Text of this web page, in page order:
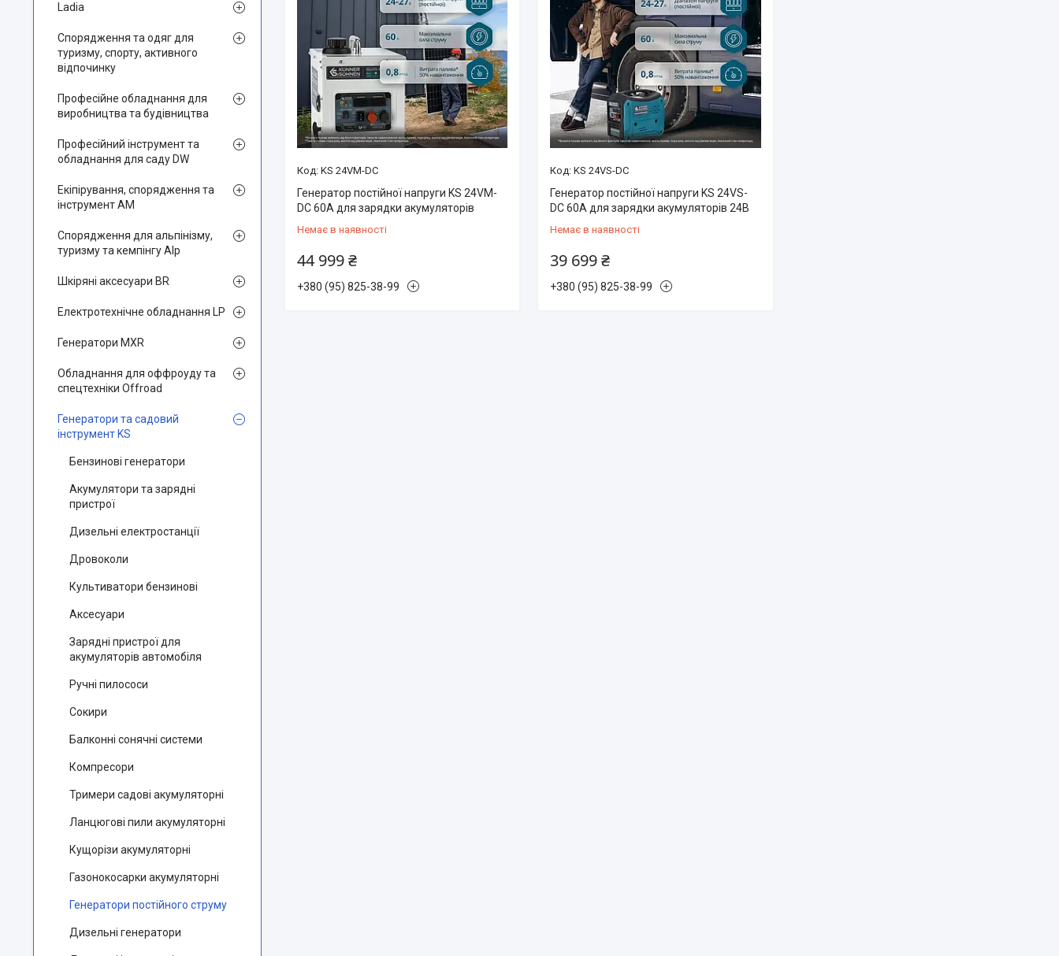
KS 24VM-DC
Генератор постійної напруги KS 24VM-
DC 60А для зарядки акумуляторів
Немає в наявності
44 999 ₴
+380 (95) 825-38-99
KS 24VS-DC
Генератор постійної напруги KS 24VS-
DC 60А для зарядки акумуляторів 24В
Немає в наявності
39 699 ₴
+380 (95) 825-38-99
Ladia
Спорядження та одяг для
туризму, спорту, активного
відпочинку
Професійне обладнання для
виробництва та будівництва
Професійний інструмент та
обладнання для саду DW
Екіпірування, спорядження та
інструмент AM
Спорядження для альпінізму,
туризму та кемпінгу Alp
Шкіряні аксесуари BR
Електротехнічне обладнання LP
Генератори MXR
Обладнання для оффроуду та
спецтехніки Offroad
Генератори та садовий
інструмент KS
Бензинові генератори
Акумулятори та зарядні
пристрої
Дизельні електростанції
Дровоколи
Культиватори бензинові
Аксесуари
Зарядні пристрої для
акумуляторів автомобіля
Ручні пилососи
Сокири
Балконні сонячні системи
Компресори
Тримери садові акумуляторні
Ланцюгові пили акумуляторні
Кущорізи акумуляторні
Газонокосарки акумуляторні
Генератори постійного струму
Дизельні генератори